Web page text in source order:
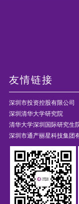
友情链接
深圳市投资控股有限公司
深圳清华大学研究院
清华大学深圳国际研究生
深圳市通产丽星科技集团